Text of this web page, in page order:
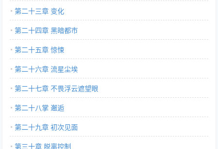
第二十三章 变化
第二十四章 黑暗都市
第二十五章 惊悚
第二十六章 流星尘埃
第二十七章 不畏浮云遮望眼
第二十八掌 邂逅
第二十九章 初次见面
第三十章 脱离控制